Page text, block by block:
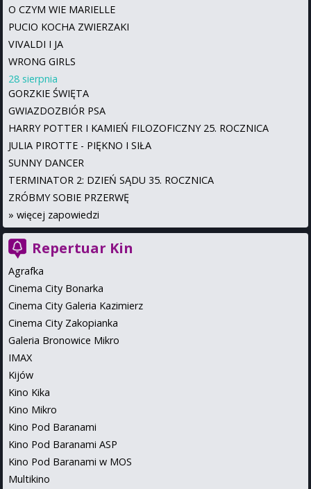
O CZYM WIE MARIELLE
PUCIO KOCHA ZWIERZAKI
VIVALDI I JA
WRONG GIRLS
28 sierpnia
GORZKIE ŚWIĘTA
GWIAZDOZBIÓR PSA
HARRY POTTER I KAMIEŃ FILOZOFICZNY 25. ROCZNICA
JULIA PIROTTE - PIĘKNO I SIŁA
SUNNY DANCER
TERMINATOR 2: DZIEŃ SĄDU 35. ROCZNICA
ZRÓBMY SOBIE PRZERWĘ
» więcej zapowiedzi
Repertuar Kin
Agrafka
Cinema City Bonarka
Cinema City Galeria Kazimierz
Cinema City Zakopianka
Galeria Bronowice Mikro
IMAX
Kijów
Kino Kika
Kino Mikro
Kino Pod Baranami
Kino Pod Baranami ASP
Kino Pod Baranami w MOS
Multikino